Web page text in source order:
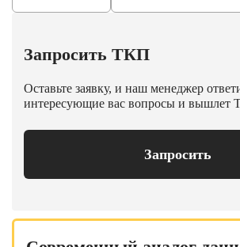
Запросить ТКП
Оставьте заявку, и наш менеджер
интересующие вас вопросы и вышлет
Запросить